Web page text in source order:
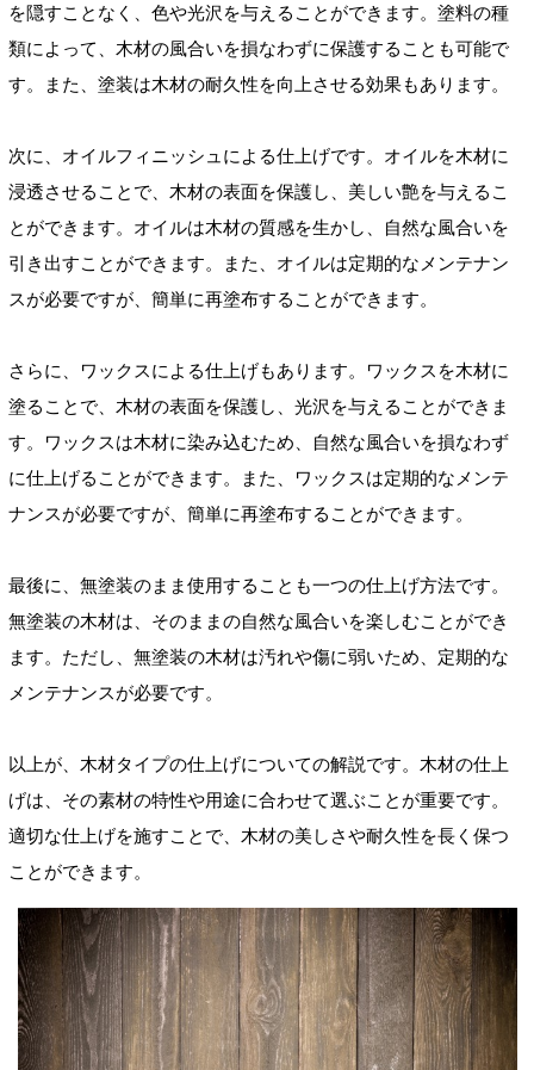
を隠すことなく、色や光沢を与えることができます。塗料の種
類によって、木材の風合いを損なわずに保護することも可能で
す。また、塗装は木材の耐久性を向上させる効果もあります。
次に、オイルフィニッシュによる仕上げです。オイルを木材に
浸透させることで、木材の表面を保護し、美しい艶を与えるこ
とができます。オイルは木材の質感を生かし、自然な風合いを
引き出すことができます。また、オイルは定期的なメンテナン
スが必要ですが、簡単に再塗布することができます。
さらに、ワックスによる仕上げもあります。ワックスを木材に
塗ることで、木材の表面を保護し、光沢を与えることができま
す。ワックスは木材に染み込むため、自然な風合いを損なわず
に仕上げることができます。また、ワックスは定期的なメンテ
ナンスが必要ですが、簡単に再塗布することができます。
最後に、無塗装のまま使用することも一つの仕上げ方法です。
無塗装の木材は、そのままの自然な風合いを楽しむことができ
ます。ただし、無塗装の木材は汚れや傷に弱いため、定期的な
メンテナンスが必要です。
以上が、木材タイプの仕上げについての解説です。木材の仕上
げは、その素材の特性や用途に合わせて選ぶことが重要です。
適切な仕上げを施すことで、木材の美しさや耐久性を長く保つ
ことができます。